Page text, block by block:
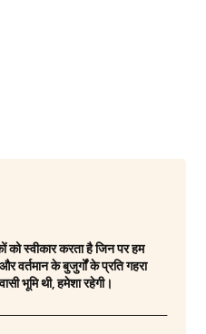
को स्वीकार करता है जिन पर हम
के बुजुर्गों के प्रति गहरा
भूमि थी, हमेशा रहेगी।